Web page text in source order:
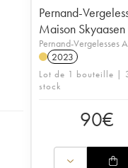
Pernand-
Maison Skyaasen
Pernand-Vergelesses
2023
Lot de 1 bouteille |
stock
90€